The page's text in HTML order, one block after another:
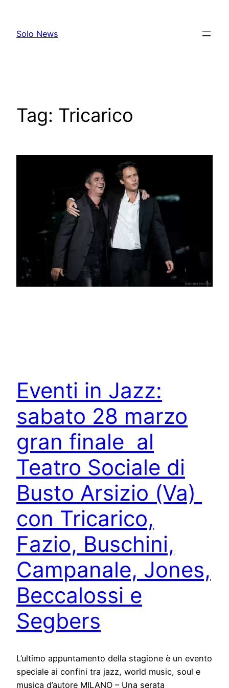
content
Solo News
Tag: Tricarico
Eventi in Jazz:
sabato 28 marzo
gran finale al
Teatro Sociale di
Busto Arsizio (Va)
con Tricarico,
Fazio, Buschini,
Campanale, Jones,
Beccalossi e
Segbers
L’ultimo appuntamento della stagione è un evento
speciale ai confini tra jazz, world music, soul e
musica d’autore MILANO – Una serata